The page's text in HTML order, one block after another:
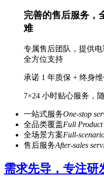
完善的售后服务，
难
专属售后团队，提供
全方位支持
承诺 1 年质保 + 终身
7×24 小时贴心服务，
一站式服务One-stop
全品类覆盖Full Product
全场景方案Full-
售后服务After-sales
需求先导，专注研